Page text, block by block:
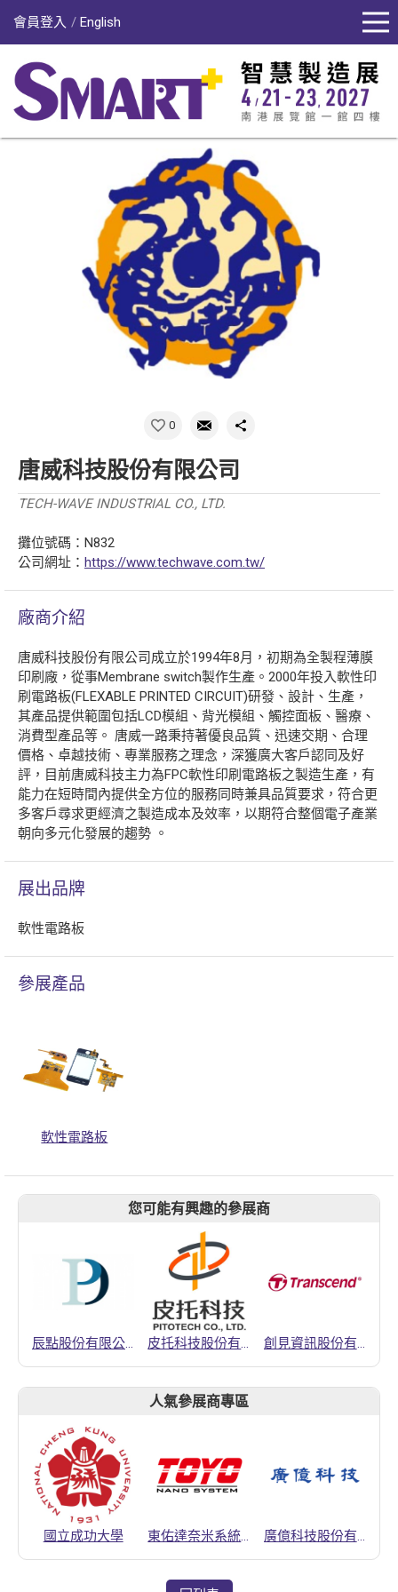
會員登入 English
0
唐威科技股份有限公司
TECH-WAVE INDUSTRIAL CO., LTD.
攤位號碼：N832
公司網址： https://www.techwave.com.tw/
廠商介紹
唐威科技股份有限公司成立於1994年8月，初期為全製程薄膜
印刷廠，從事Membrane switch製作生產。2000年投入軟性印
刷電路板(FLEXABLE PRINTED CIRCUIT)研發、設計、生產，
其產品提供範圍包括LCD模組、背光模組、觸控面板、醫療、
消費型產品等。 唐威一路秉持著優良品質、迅速交期、合理
價格、卓越技術、專業服務之理念，深獲廣大客戶認同及好
評，目前唐威科技主力為FPC軟性印刷電路板之製造生產，有
能力在短時間內提供全方位的服務同時兼具品質要求，符合更
多客戶尋求更經濟之製造成本及效率，以期符合整個電子產業
朝向多元化發展的趨勢 。
展出品牌
軟性電路板
參展產品
軟性電路板
您可能有興趣的參展商
辰點股份有限公司 皮托科技股份有限公司 創見資訊股份有限公司
人氣參展商專區
國立成功大學 東佑達奈米系統股份有限公司 廣億科技股份有限公司